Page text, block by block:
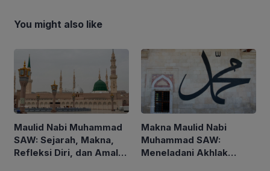
You might also like
Maulid Nabi Muhammad
SAW: Sejarah, Makna,
Refleksi Diri, dan Amalan
Makna Maulid Nabi
Muhammad SAW:
Meneladani Akhlak